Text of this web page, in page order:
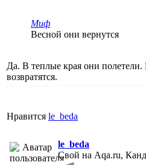
Миф
Весной они вернутся
Да. В теплые края они
возвратятся.
Нравится le_beda
le_beda
Свой на Aqa.ru,